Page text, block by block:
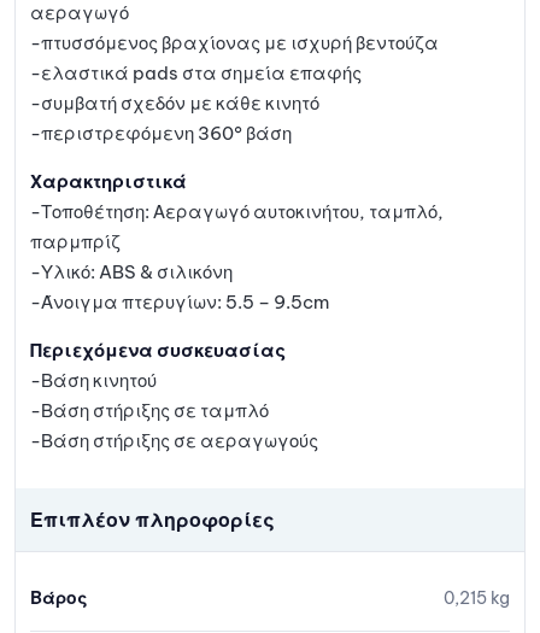
αεραγωγό
-πτυσσόμενος βραχίονας με ισχυρή βεντούζα
-ελαστικά pads στα σημεία επαφής
-συμβατή σχεδόν με κάθε κινητό
-περιστρεφόμενη 360° βάση
Χαρακτηριστικά
-Τοποθέτηση: Αεραγωγό αυτοκινήτου, ταμπλό,
παρμπρίζ
-Υλικό: ABS & σιλικόνη
-Άνοιγμα πτερυγίων: 5.5 – 9.5cm
Περιεχόμενα συσκευασίας
-Βάση κινητού
-Βάση στήριξης σε ταμπλό
-Βάση στήριξης σε αεραγωγούς
Επιπλέον πληροφορίες
Βάρος 0,215 kg